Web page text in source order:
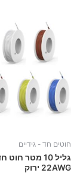
חוטים חד - גידיים
גליל 10 מטר חוט
22AWG ירוק